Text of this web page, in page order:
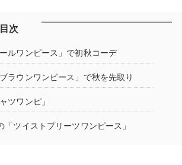
目次
ルワンピース」で初秋コーデ
ラウンワンピース」で秋を先取り
ツワンピ」
ツイストプリーツワンピース」